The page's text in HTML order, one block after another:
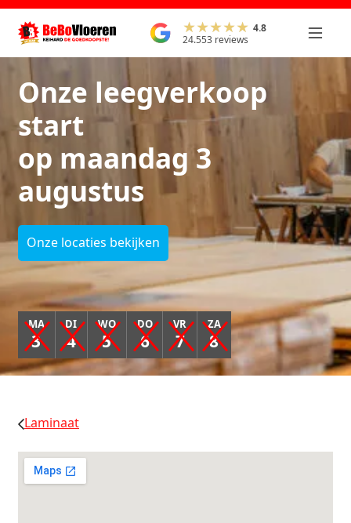
4.8
24.553 reviews
Onze leegverkoop
start
op maandag 3
augustus
Onze locaties bekijken
MA
3
DI
4
WO
5
DO
6
VR
7
ZA
8
Laminaat